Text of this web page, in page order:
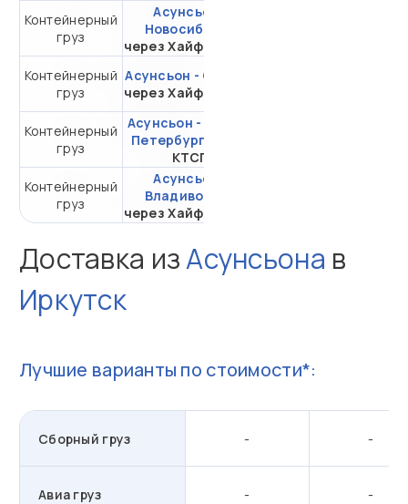
Контейнерный
груз
Асунсьон -
Новосибирск
через Хайфон (Тр.)
Контейнерный
груз
Асунсьон - Самара
через Хайфон (Тр.)
Контейнерный
груз
Асунсьон - Санкт-
Петербург
КТСП
Контейнерный
груз
Асунсьон -
Владивосток
через Хайфон (Тр.)
Доставка изАсунсьона в
Иркутск
Лучшие варианты по стоимости*:
Сборный груз - -
Авиа груз - -